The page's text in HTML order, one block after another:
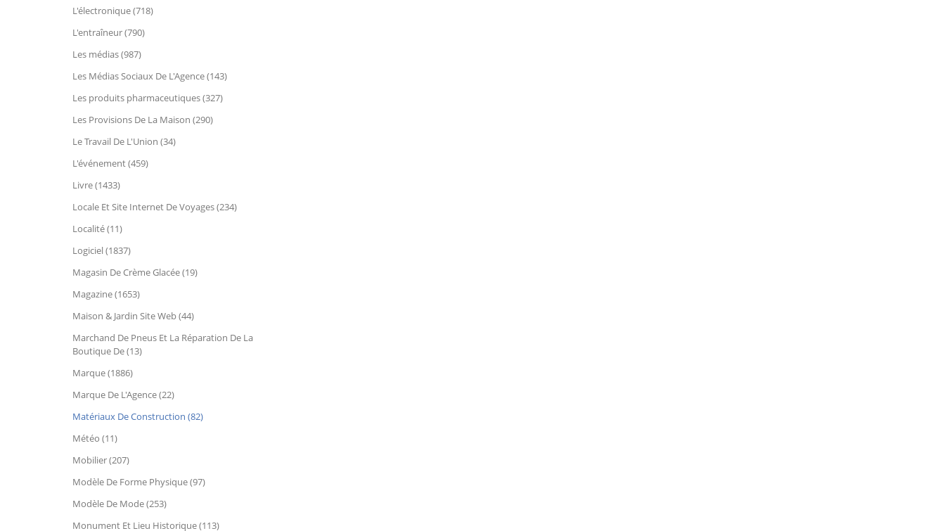
L'électronique (718)
L'entraîneur (790)
Les médias (987)
Les Médias Sociaux De L'Agence (143)
Les produits pharmaceutiques (327)
Les Provisions De La Maison (290)
Le Travail De L'Union (34)
L'événement (459)
Livre (1433)
Locale Et Site Internet De Voyages (234)
Localité (11)
Logiciel (1837)
Magasin De Crème Glacée (19)
Magazine (1653)
Maison & Jardin Site Web (44)
Marchand De Pneus Et La Réparation De La
Boutique De (13)
Marque (1886)
Marque De L'Agence (22)
Matériaux De Construction (82)
Météo (11)
Mobilier (207)
Modèle De Forme Physique (97)
Modèle De Mode (253)
Monument Et Lieu Historique (113)